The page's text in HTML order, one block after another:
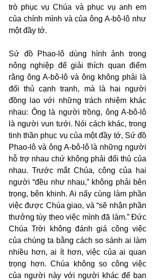
trò phục vụ Chúa và phục vụ anh em
của chính mình và của ông A-bô-lô như
một đầy tớ.
Sứ đồ Phao-lô dùng hình ảnh trong
nông nghiệp để giải thích quan điểm
rằng ông A-bô-lô và ông không phải là
đối thủ cạnh tranh, mà là hai người
đồng lao với những trách nhiệm khác
nhau: Ông là người trồng, ông A-bô-lô
là người vun tưới. Nói cách khác, trong
tinh thần phục vụ của một đầy tớ, Sứ đồ
Phao-lô và ông A-bô-lô là những người
hỗ trợ nhau chứ không phải đối thủ của
nhau. Trước mắt Chúa, công của hai
người “đều như nhau,” không phải bên
trọng, bên khinh. Ai nấy cùng làm phần
việc được Chúa giao, và “sẽ nhận phần
thưởng tùy theo việc mình đã làm.” Đức
Chúa Trời không đánh giá công việc
của chúng ta bằng cách so sánh ai làm
nhiều hơn, ai ít hơn, việc của ai quan
trọng hơn. Chúa không so công việc
của người này với người khác để ban